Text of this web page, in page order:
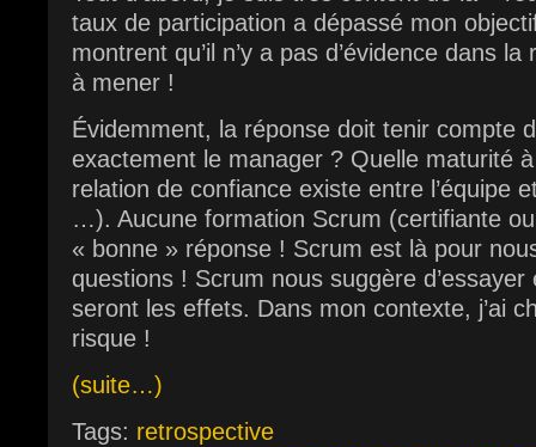
taux de participation a dépassé mon
montrent qu’il n’y a pas d’évidence dans la
à mener !
Évidemment, la réponse doit tenir compte
exactement le manager ? Quelle maturité à
relation de confiance existe entre l’équipe
…). Aucune formation Scrum (certifiante
« bonne » réponse ! Scrum est là pour
questions ! Scrum nous suggère
seront les effets. Dans mon contexte, j’ai
risque !
(suite…)
Tags: retrospective